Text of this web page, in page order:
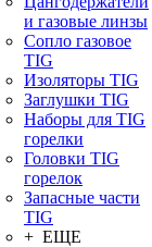
и газовые линзы
Сопло газовое
TIG
Изоляторы TIG
Заглушки TIG
Наборы для TIG
горелки
Головки TIG
горелок
Запасные части
TIG
+ ЕЩЕ